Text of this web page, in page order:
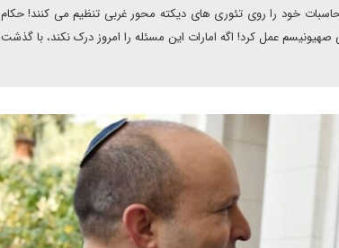
خود را روی تئوری های دیکته محور غربی تنظیم می کنند! حکام
صهیونیسم عمل کرد! اگه امارات این مسئله را امروز درک نکند، با گذشت